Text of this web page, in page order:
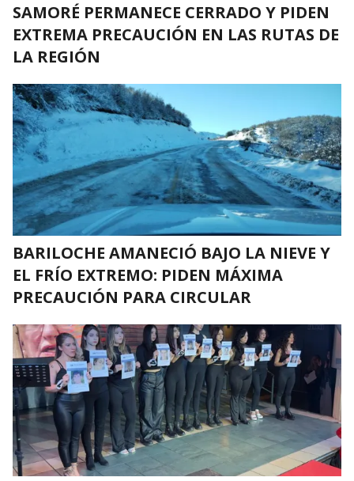
SAMORÉ PERMANECE CERRADO Y PIDEN
EXTREMA PRECAUCIÓN EN LAS RUTAS DE
LA REGIÓN
BARILOCHE AMANECIÓ BAJO LA NIEVE Y
EL FRÍO EXTREMO: PIDEN MÁXIMA
PRECAUCIÓN PARA CIRCULAR